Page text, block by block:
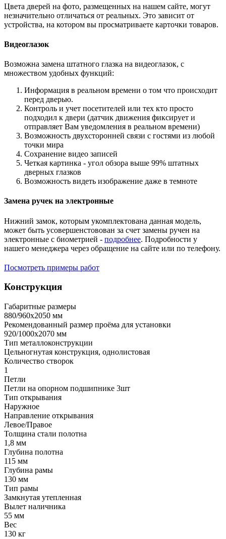
Цвета дверей на фото, размещенных на нашем сайте, могут
незначительно отличаться от реальных. Это зависит от
устройства, на котором вы просматриваете карточки товаров.
Видеоглазок
Возможна замена штатного глазка на видеоглазок, с
множеством удобных функций:
Информация в реальном времени о том что происходит
перед дверью.
Контроль и учет посетителей или тех кто просто
подходил к двери (датчик движения фиксирует и
отправляет Вам уведомления в реальном времени)
Возможность двухсторонней связи с гостями из любой
точки мира
Сохранение видео записей
Четкая картинка - угол обзора выше 99% штатных
дверных глазков
Возможность видеть изображение даже в темноте
Замена ручек на электронные
Нижний замок, которым укомплектована данная модель,
может быть усовершенстовован за счет замены ручен на
электронные с биометрией - подробнее. Подробности у
нашего менеджера через обращение на сайте или по телефону.
Посмотреть примеры работ
Конструкция
Габаритные размеры
880/960х2050 мм
Рекомендованный размер проёма для установки
920/1000х2070 мм
Тип металлоконструкции
Цельногнутая конструкция, однолистовая
Количество створок
1
Петли
Петли на опорном подшипнике 3шт
Тип открывания
Наружное
Направление открывания
Левое/Правое
Толщина стали полотна
1,8 мм
Глубина полотна
115 мм
Глубина рамы
130 мм
Тип рамы
Замкнутая утепленная
Вылет наличника
55 мм
Вес
130 кг